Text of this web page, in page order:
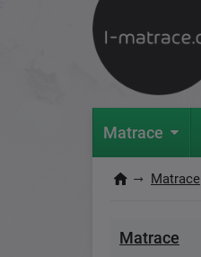
Matrace
Matrace
Matrace